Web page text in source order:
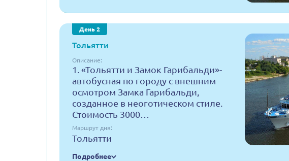
День 2
Тольятти
Описание:
1. «Тольятти и Замок Гарибальди»-
автобусная по городу с внешним
осмотром Замка Гарибальди,
созданное в неоготическом стиле.
Стоимость 3000…
Маршрут дня:
Тольятти
Подробнее